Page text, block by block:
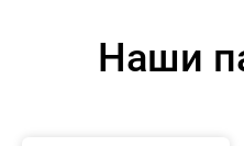
Наши